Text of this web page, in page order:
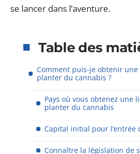
se lancer dans l’aventure.
Table des
Comment puis-je obtenir
planter du cannabis ?
Pays où vous obtenez une
planter du cannabis
Capital initial pour l’entrée
Connaître la législation de